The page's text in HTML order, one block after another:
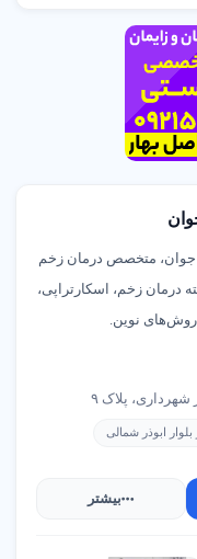
جوان، متخصص درمان زخم
درمان زخم، اسکارتراپی،
شهرداری، پلاک ۹
ابوذر شمالی
بیشتر